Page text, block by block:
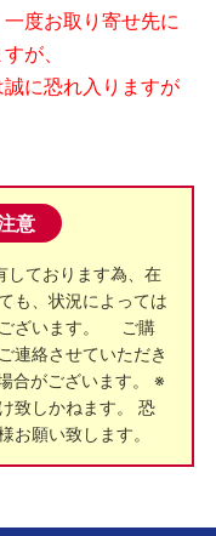
度お取り寄せ先に
が、
に恐れ入りますが
意
しております為、在
も、状況によっては
ございます。 ご購
連絡させていただき
合がございます。 ※
致しかねます。 恐
お願い致します。